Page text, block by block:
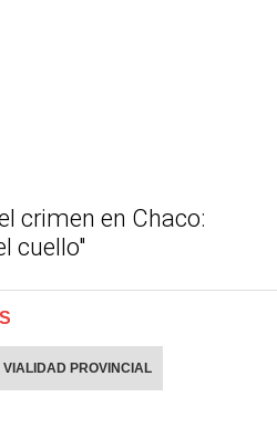
crimen en Chaco:
cuello"
VIALIDAD PROVINCIAL